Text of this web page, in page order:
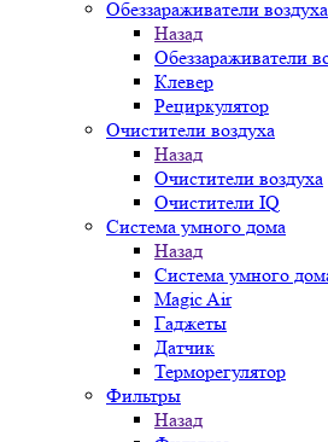
Обеззараживатели воздуха
Назад
Обеззараживатели
Клевер
Рециркулятор
Очистители воздуха
Назад
Очистители воздуха
Очистители IQ
Система умного дома
Назад
Система умного
Magic Air
Гаджеты
Датчик
Терморегулятор
Фильтры
Назад